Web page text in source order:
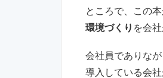
ところで、この
環境づくり を会
会社員でありな
導入している会社